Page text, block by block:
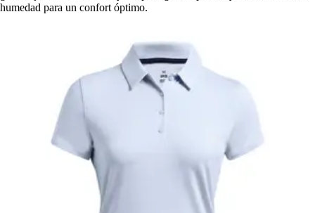
humedad para un confort óptimo.